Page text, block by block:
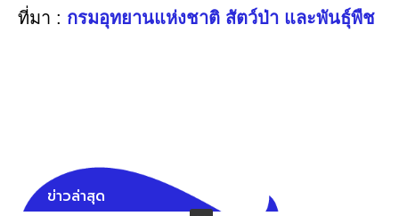
ที่มา : กรมอุทยานแห่งชาติ สัตว์ป่า และพันธุ์พืช
ข่าวล่าสุด